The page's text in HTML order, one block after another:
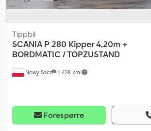
Nowy Sacz 1 428 km
Tippbil
SCANIA P 280 Kipper 4,20m +
BORDMATIC / TOPZUSTAND
Forespørre